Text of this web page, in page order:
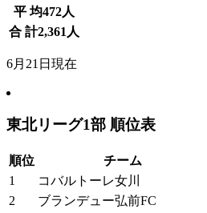
平 均472人
合 計2,361 人
6月21日現在
東北リーグ1部 順位表
順位 チーム
1
コバルトーレ女川
2
ブランデュー弘前FC